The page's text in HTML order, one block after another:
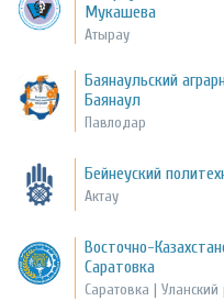
Мукашева
Атырау
Баянаульский
Баянаул
Павлодар
Бейнеуский
Актау
Восточно-
Саратовка
Саратовка | Уланский